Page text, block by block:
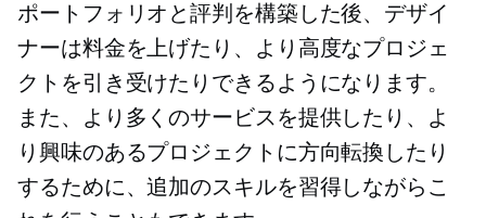
ポートフォリオと評判を構築した後、デザイ
ナーは料金を上げたり、より高度なプロジェ
クトを引き受けたりできるようになります。
また、より多くのサービスを提供したり、よ
り興味のあるプロジェクトに方向転換したり
するために、追加のスキルを習得しながらこ